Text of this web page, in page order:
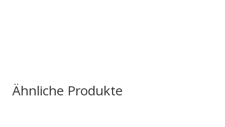
Ähnliche Produkte